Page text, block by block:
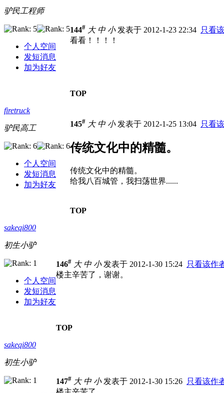
驴民工程师
个人空间
发短消息
加为好友
144# 大 中 小发表于 2012-1-23 22:34 只看
看看！！！！
TOP
firetruck
驴民高工
个人空间
发短消息
加为好友
145# 大 中 小发表于 2012-1-25 13:04 只看
传统文化中的精髓。
传统文化中的精髓。
给我八百城管，我扫荡世界......
TOP
sakeqi800
初生小驴
个人空间
发短消息
加为好友
146# 大 中 小发表于 2012-1-30 15:24 只看该作
楼主辛苦了，谢谢。
TOP
sakeqi800
初生小驴
147# 大 中 小发表于 2012-1-30 15:26 只看该作